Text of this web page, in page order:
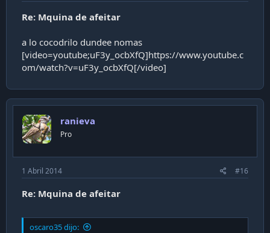
Re: Mquina de afeitar
a lo cocodrilo dundee nomas
[video=youtube;uF3y_ocbXfQ]https://www.youtube.c
om/watch?v=uF3y_ocbXfQ[/video]
ranieva
Pro
1 Abril 2014 #16
Re: Mquina de afeitar
oscaro35 dijo: